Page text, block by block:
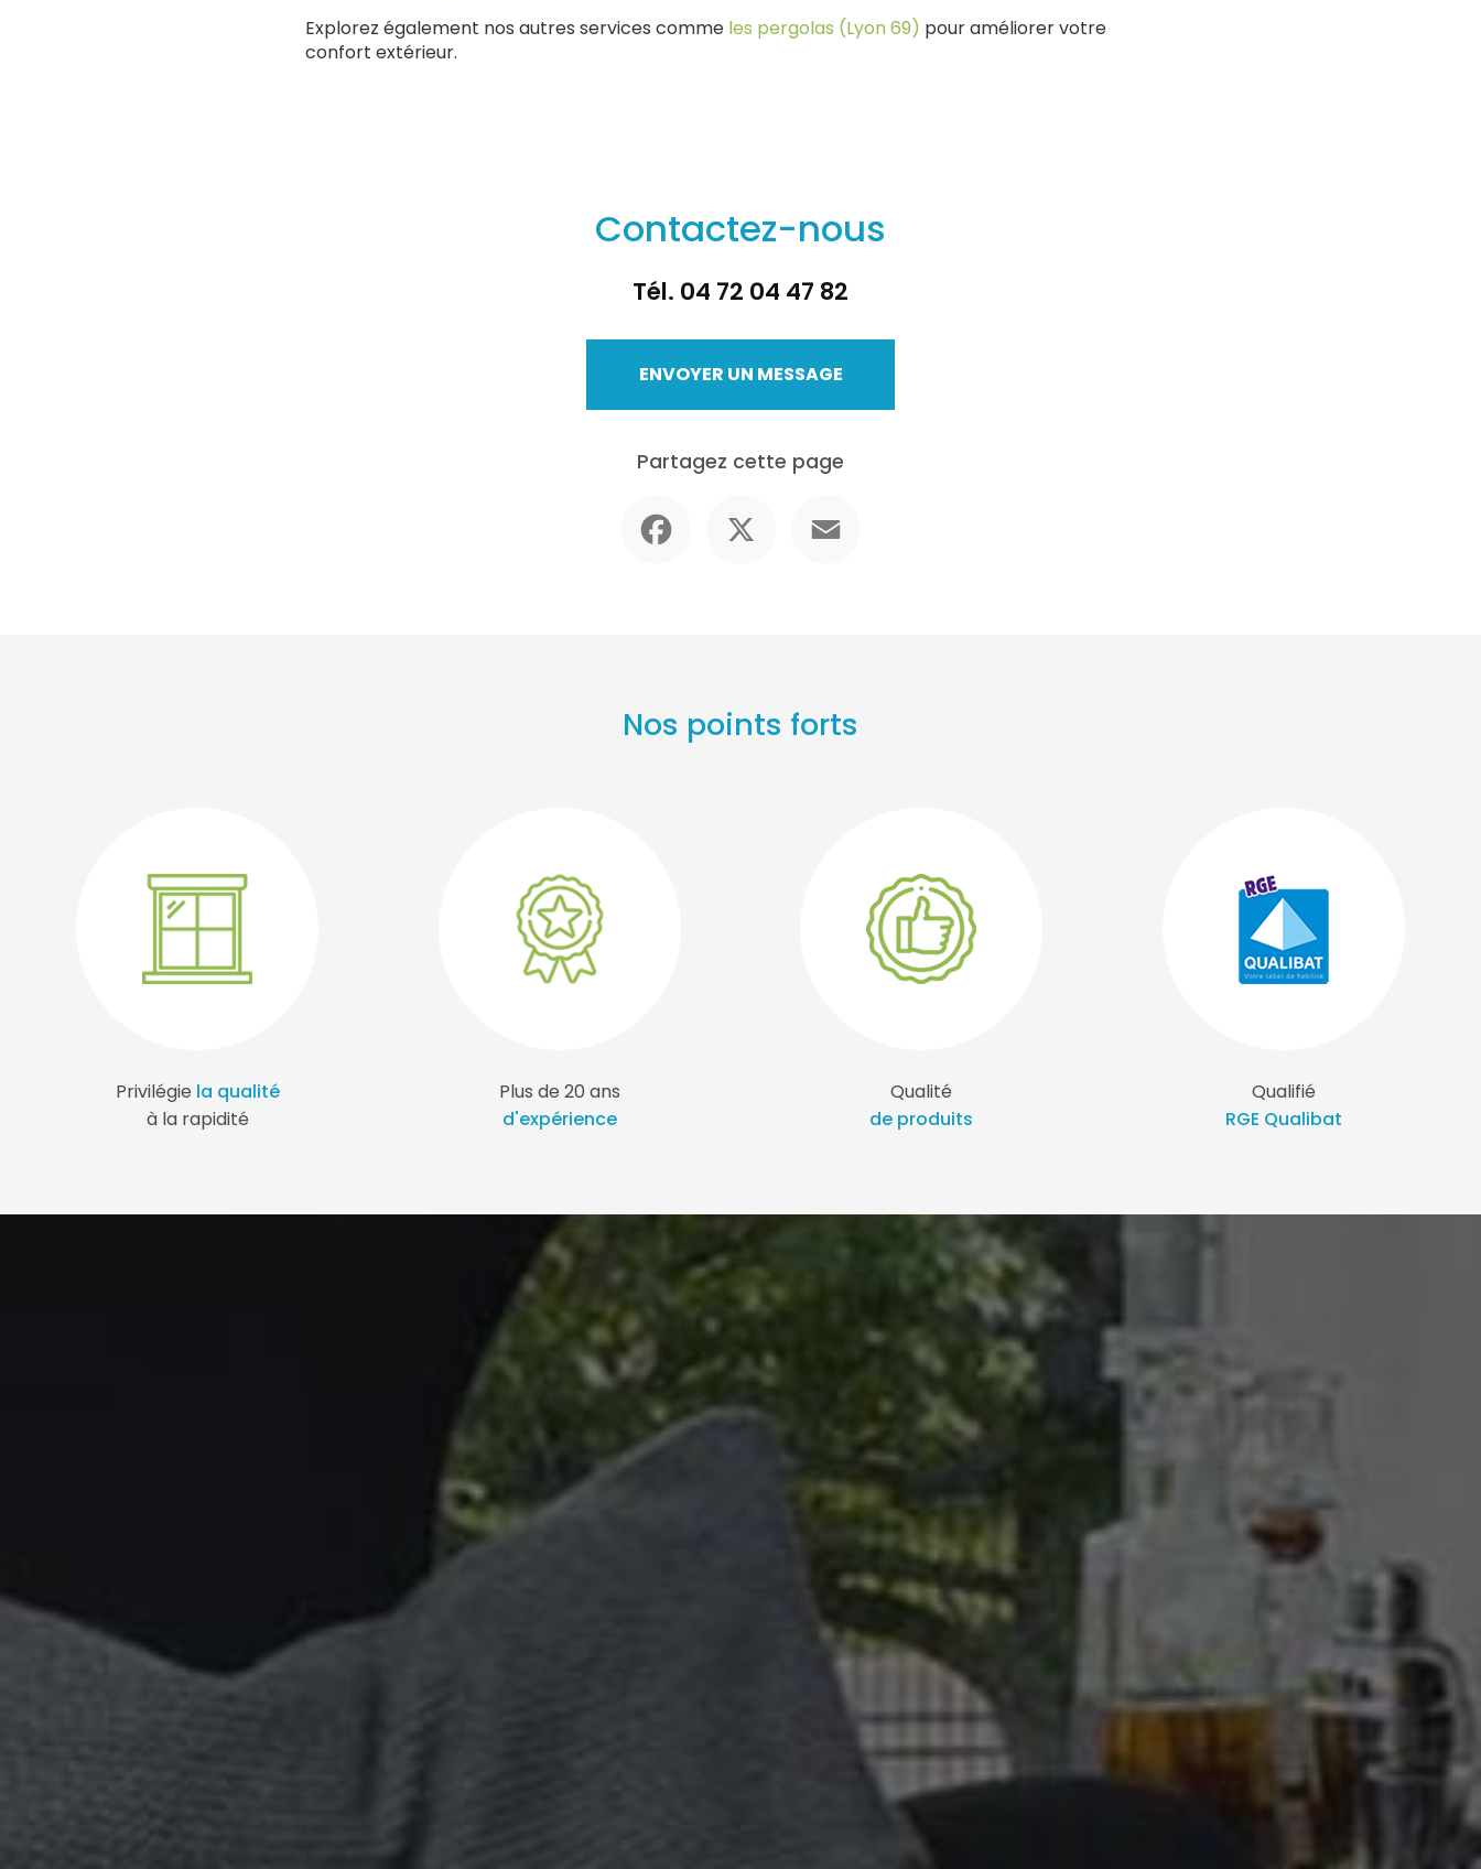
Explorez également nos autres services comme les pergolas (Lyon 69) pour améliorer votre
confort extérieur.
Contactez-nous
Tél. 04 72 04 47 82
ENVOYER UN MESSAGE
Partagez cette page
Nos points forts
Privilégie la qualité
à la rapidité
Plus de 20 ans
d'expérience
Qualité
de produits
Qualifié
RGE Qualibat